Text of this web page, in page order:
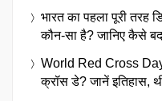
भारत का पहला पूरी तरह
कौन-सा है? जानिए कैसे
World Red Cross Day
क्रॉस डे? जानें इतिहास,